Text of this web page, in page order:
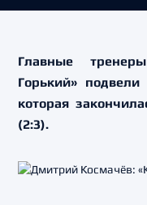
Главные
Горький»
которая
(2:3).